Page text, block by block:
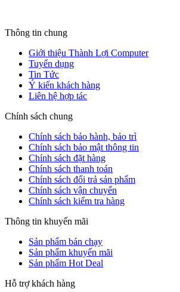
Thông tin chung
Giới thiệu Thành Lợi Computer
Tuyển dụng
Tin Tức
Ý kiến khách hàng
Liên hệ hợp tác
Chính sách chung
Chính sách bảo hành, bảo trì
Chính sách bảo mật thông tin
Chính sách đặt hàng
Chính sách thanh toán
Chính sách đổi trả sản phẩm
Chính sách vận chuyển
Chính sách kiểm tra hàng
Thông tin khuyến mãi
Sản phẩm bán chạy
Sản phẩm khuyến mãi
Sản phẩm Hot Deal
Hỗ trợ khách hàng